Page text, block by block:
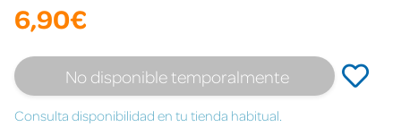
6,90€
No disponible temporalmente
Consulta disponibilidad en tu tienda habitual.